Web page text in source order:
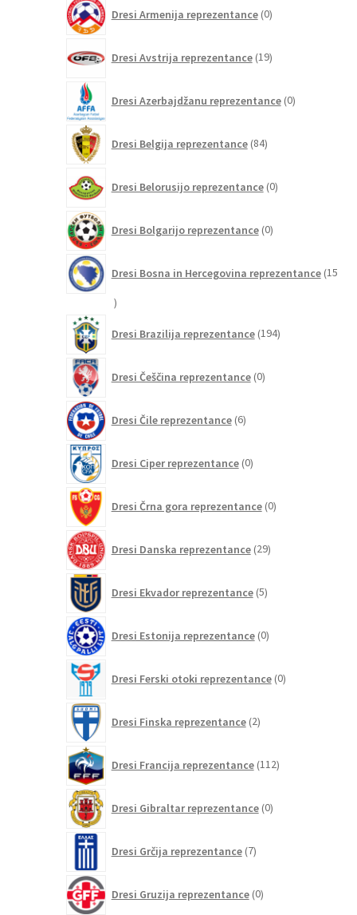
Dresi Armenija reprezentance 0izdelkov
Dresi Avstrija reprezentance 19izdelkov
Dresi Azerbajdžanu reprezentance 0izdelkov
Dresi Belgija reprezentance 84izdelkov
Dresi Belorusijo reprezentance 0izdelkov
Dresi Bolgarijo reprezentance 0izdelkov
Dresi Bosna in Hercegovina reprezentance 15
15
Dresi Brazilija reprezentance 194izdelkov
Dresi Češčina reprezentance 0izdelkov
Dresi Čile reprezentance 6izdelkov
Dresi Ciper reprezentance 0izdelkov
Dresi Črna gora reprezentance 0izdelkov
Dresi Danska reprezentance 29izdelkov
Dresi Ekvador reprezentance 5izdelkov
Dresi Estonija reprezentance 0izdelkov
Dresi Ferski otoki reprezentance 0izdelkov
Dresi Finska reprezentance 2izdelka
Dresi Francija reprezentance 112izdelkov
Dresi Gibraltar reprezentance 0izdelkov
Dresi Grčija reprezentance 7izdelkov
Dresi Gruzija reprezentance 0izdelkov